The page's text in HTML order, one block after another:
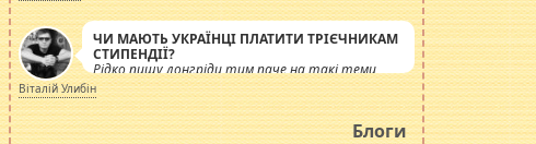
ЧИ МАЮТЬ УКРАЇНЦІ ПЛАТИТИ ТРІЄЧНИКАМ
СТИПЕНДІЇ?
Рідко пишу лонгріди тим паче на такі теми,
але вже просто дістало! Обурюють сьогоднішні
інсенуації навколо стипендіального питання.
Штучно роздувається ще одна соціальна
катастрофа.
Віталій Улибін
Блоги